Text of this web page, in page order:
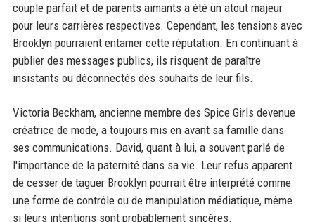
couple parfait et de parents aimants a été un atout majeur
pour leurs carrières respectives. Cependant, les tensions avec
Brooklyn pourraient entamer cette réputation. En continuant à
publier des messages publics, ils risquent de paraître
insistants ou déconnectés des souhaits de leur fils.
Victoria Beckham, ancienne membre des Spice Girls devenue
créatrice de mode, a toujours mis en avant sa famille dans
ses communications. David, quant à lui, a souvent parlé de
l'importance de la paternité dans sa vie. Leur refus apparent
de cesser de taguer Brooklyn pourrait être interprété comme
une forme de contrôle ou de manipulation médiatique, même
si leurs intentions sont probablement sincères.